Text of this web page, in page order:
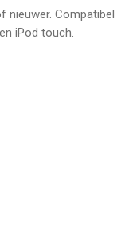
nieuwer. Compatibel
iPod touch.